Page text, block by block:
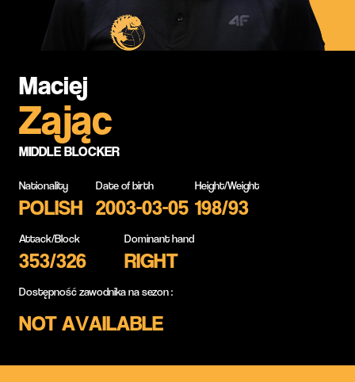
Maciej
Zając
MIDDLE BLOCKER
Nationality
POLISH
Date of birth
2003-03-05
Height/Weight
198/93
Attack/Block
353/326
Dominant hand
RIGHT
Dostępność zawodnika na sezon :
NOT AVAILABLE